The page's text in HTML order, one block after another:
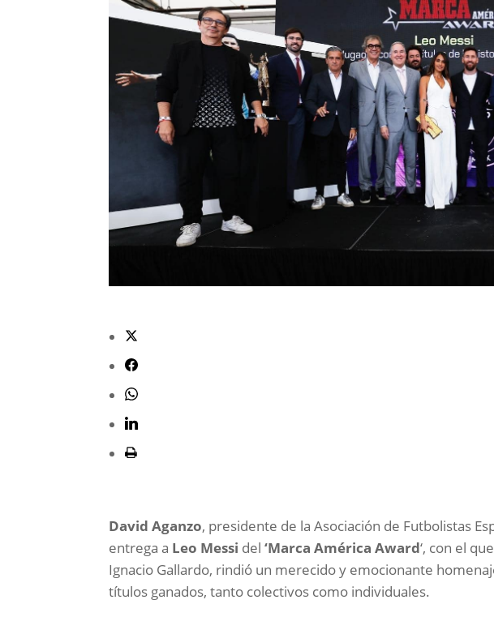
David Aganzo, presidente de la Asociación de Futbolistas
entrega a Leo Messi del‘Marca América Award‘, con el
Ignacio Gallardo, rindió un merecido y emocionante
títulos ganados, tanto colectivos como individuales.